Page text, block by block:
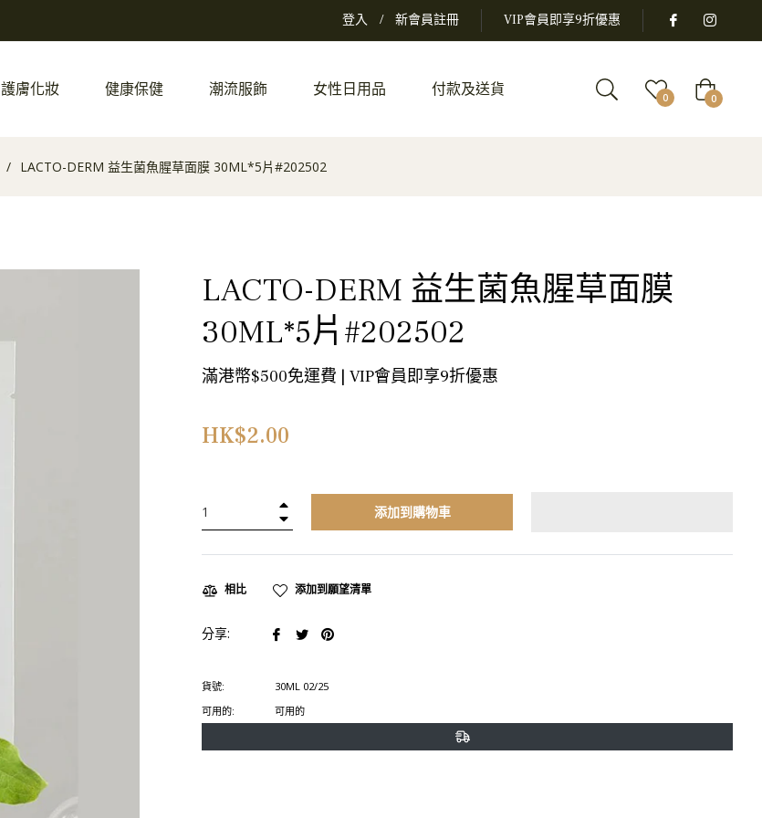
登入 / 新會員註冊 VIP會員即享9折優惠
護膚化妝 健康保健 潮流服飾 女性日用品 付款及送貨 0 大
車 0
/ LACTO-DERM 益生菌魚腥草面膜 30ML*5片#202502
LACTO-DERM 益生菌魚腥草面膜
30ML*5片#202502
滿港幣$500免運費 | VIP會員即享9折優惠
正
HK$2.00
添加到購物車
相比 添加到願望清單
分享:
在
分
享
在
發
推
在
頂
貨號:
30ML 02/25
可用的:
可用的